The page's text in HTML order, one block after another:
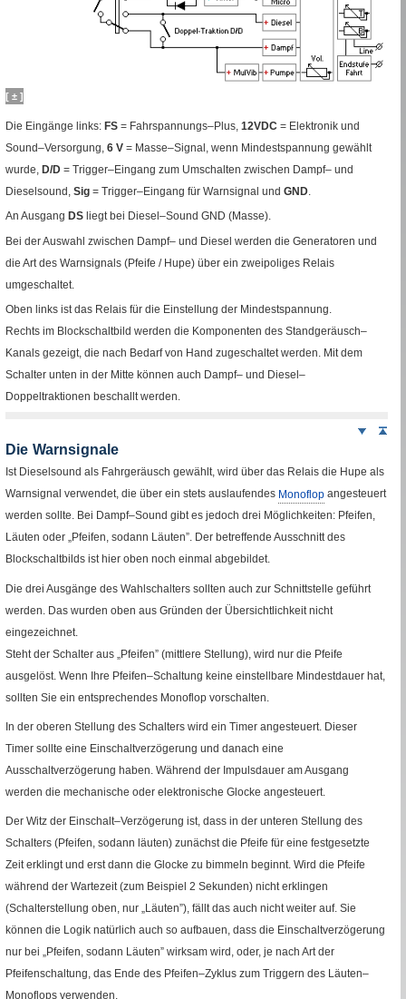
[ ± ]
Die Eingänge links: FS = Fahrspannungs–Plus, 12VDC = Elektronik und
Sound–Versorgung, 6 V = Masse–Signal, wenn Mindestspannung gewählt
wurde, D/D = Trigger–Eingang zum Umschalten zwischen Dampf– und
Dieselsound, Sig = Trigger–Eingang für Warnsignal und GND
An Ausgang DS liegt bei Diesel–Sound GND (Masse).
Bei der Auswahl zwischen Dampf– und Diesel werden die Generatoren und
die Art des Warnsignals (Pfeife /Hupe) über ein zweipoliges Relais
umgeschaltet.
Oben links ist das Relais für die Einstellung der Mindestspannung.
Rechts im Blockschaltbild werden die Komponenten des Standgeräusch–
Kanals gezeigt, die nach Bedarf von Hand zugeschaltet werden. Mit dem
Schalter unten in der Mitte können auch Dampf– und Diesel–
Doppeltraktionen beschallt werden.
Weiter
Die Warnsignale
Ist Dieselsound als Fahrgeräusch gewählt, wird über das Relais die Hupe als
Warnsignal verwendet, die über ein stets auslaufendes Monoflop angesteuert
werden sollte. Bei Dampf–Sound gibt es jedoch drei Möglichkeiten: Pfeifen,
Läuten oder „Pfeifen, sodann Läuten”. Der betreffende Ausschnitt des
Blockschaltbilds ist hier oben noch einmal abgebildet.
Die drei Ausgänge des Wahlschalters sollten auch zur Schnittstelle geführt
werden. Das wurden oben aus Gründen der Übersichtlichkeit nicht
eingezeichnet.
Steht der Schalter aus „Pfeifen” (mittlere Stellung), wird nur die Pfeife
ausgelöst. Wenn Ihre Pfeifen–Schaltung keine einstellbare Mindestdauer hat,
sollten Sie ein entsprechendes Monoflop vorschalten.
In der oberen Stellung des Schalters wird ein Timer angesteuert. Dieser
Timer sollte eine Einschaltverzögerung und danach eine
Ausschaltverzögerung haben. Während der Impulsdauer am Ausgang
werden die mechanische oder elektronische Glocke angesteuert.
Der Witz der Einschalt–Verzögerung ist, dass in der unteren Stellung des
Schalters (Pfeifen, sodann läuten) zunächst die Pfeife für eine festgesetzte
Zeit erklingt und erst dann die Glocke zu bimmeln beginnt. Wird die Pfeife
während der Wartezeit (zum Beispiel 2 Sekunden) nicht erklingen
(Schalterstellung oben, nur „Läuten”), fällt das auch nicht weiter auf. Sie
können die Logik natürlich auch so aufbauen, dass die Einschaltverzögerung
nur bei „Pfeifen, sodann Läuten” wirksam wird, oder, je nach Art der
Pfeifenschaltung, das Ende des Pfeifen–Zyklus zum Triggern des Läuten–
Monoflops verwenden.